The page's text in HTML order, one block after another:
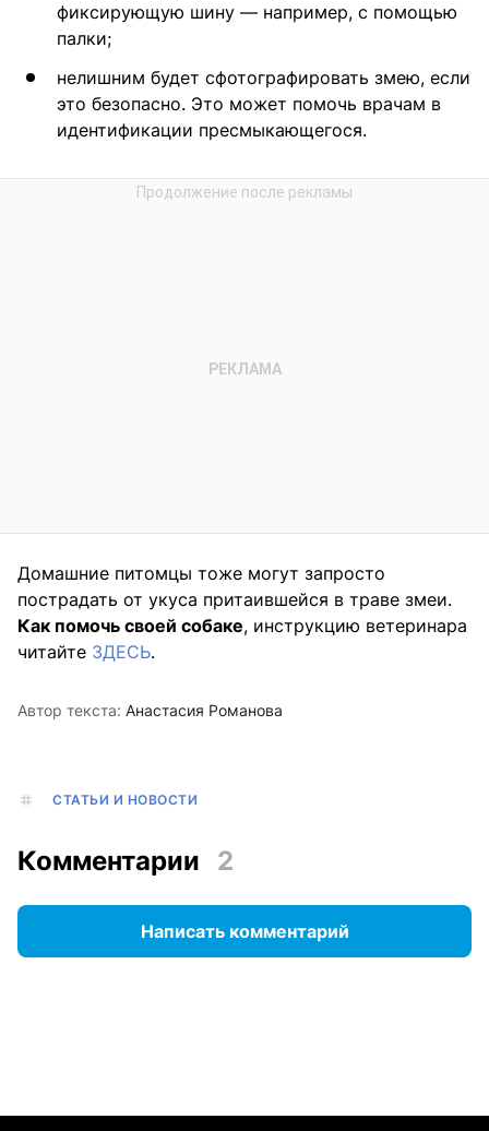
фиксирующую шину — например, с помощью
палки;
нелишним будет сфотографировать змею, если
это безопасно. Это может помочь врачам в
идентификации пресмыкающегося.
Домашние питомцы тоже могут запросто
пострадать от укуса притаившейся в траве змеи.
Как помочь своей собаке, инструкцию ветеринара
читайте ЗДЕСЬ.
Автор текста: Анастасия Романова
СТАТЬИ И НОВОСТИ
Комментарии 2
Написать комментарий